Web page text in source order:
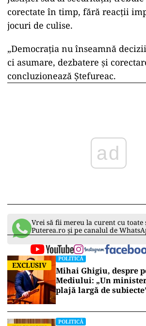
corectate în timp, fără reacții
jocuri de culise.
„Democrația nu înseamnă
ci asumare, dezbatere și
concluzionează Ștefureac.
ad
Vrei să fii mereu la curent cu toate
Puterea.ro și pe canalul de
EXCLUSIV
POLITICĂ
Mihai Ghigiu, despre
Mediului: „Un
plajă largă de
POLITICĂ